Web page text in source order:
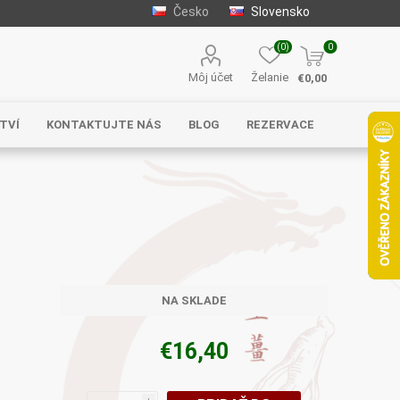
Česko Slovensko
Môj účet Želanie
(0) 0
€0,00
KONTAKTUJTE NÁS BLOG REZERVACE
NA SKLADE
€16,40